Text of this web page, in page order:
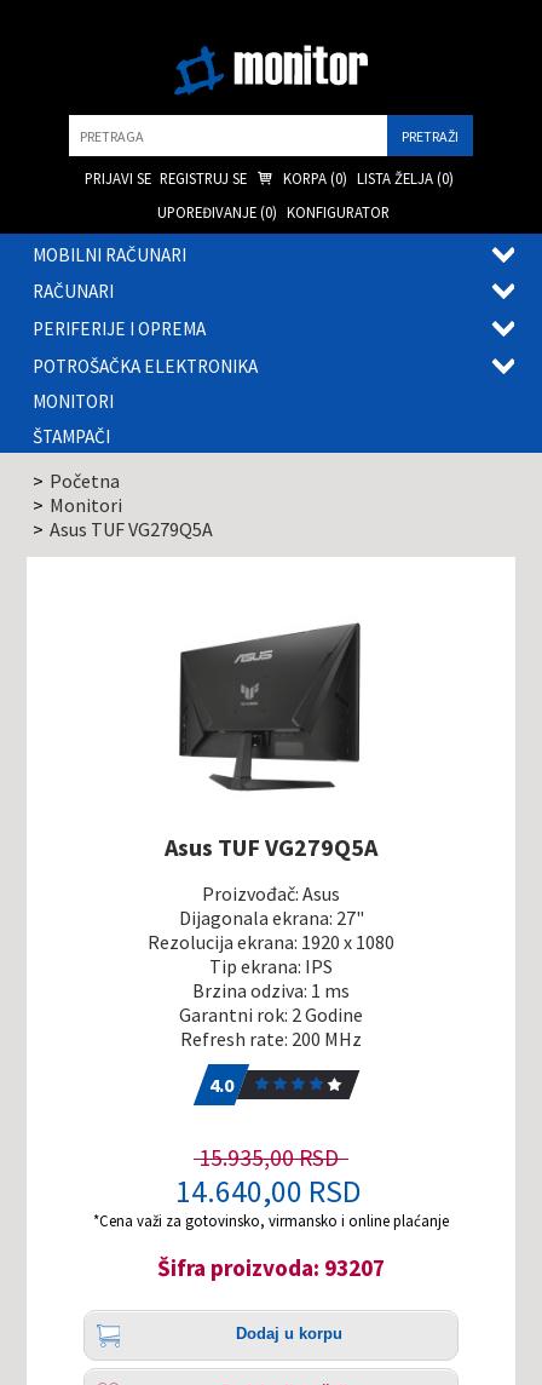
PRIJAVI SE REGISTRUJ SE KORPA (0) LISTA ŽELJA (0)
UPOREĐIVANJE (0) KONFIGURATOR
MOBILNI RAČUNARI
RAČUNARI
PERIFERIJE I OPREMA
POTROŠAČKA ELEKTRONIKA
MONITORI
ŠTAMPAČI
Početna
Monitori
Asus TUF VG279Q5A
Asus TUF VG279Q5A
Proizvođač: Asus
Dijagonala ekrana: 27"
Rezolucija ekrana: 1920 x 1080
Tip ekrana: IPS
Brzina odziva: 1 ms
Garantni rok: 2 Godine
Refresh rate: 200 MHz
4.0
15.935,00 RSD
14.640,00 RSD
*Cena važi za gotovinsko, virmansko i online plaćanje
Šifra proizvoda: 93207
Količina
Dodaj
korpu
Dodaj u korpu
Dodaj